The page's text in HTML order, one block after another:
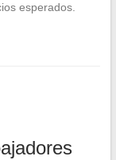
esperados.